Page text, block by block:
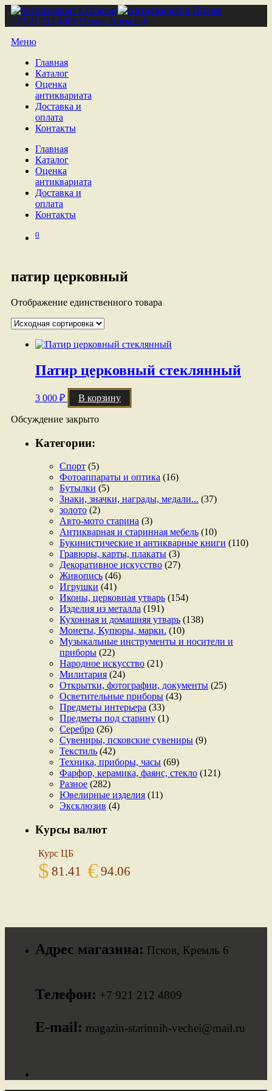
+7 921 212 4809 Псков, Кремль 6
Меню
Главная
Каталог
Оценка
антиквариата
Доставка и
оплата
Контакты
Главная
Каталог
Оценка
антиквариата
Доставка и
оплата
Контакты
0
патир церковный
Отображение единственного товара
Патир церковный стеклянный
3 000 ₽ В корзину
Обсуждение закрыто
Категории:
Спорт (5)
Фотоаппараты и оптика (16)
Бутылки (5)
Знаки, значки, награды, медали... (37)
золото (2)
Авто-мото старина (3)
Антикварная и старинная мебель (10)
Букинистические и антикварные книги (110)
Гравюры, карты, плакаты (3)
Декоративное искусство (27)
Живопись (46)
Игрушки (41)
Иконы, церковная утварь (154)
Изделия из металла (191)
Кухонная и домашняя утварь (138)
Монеты, Купюры, марки. (10)
Музыкальные инструменты и носители и
приборы (22)
Народное искусство (21)
Милитария (24)
Открытки, фотографии, документы (25)
Осветительные приборы (43)
Предметы интерьера (33)
Предметы под старину (1)
Серебро (26)
Сувениры, псковские сувениры (9)
Текстиль (42)
Техника, приборы, часы (69)
Фарфор, керамика, фаянс, стекло (121)
Разное (282)
Ювелирные изделия (11)
Эксклюзив (4)
Курсы валют
Курс ЦБ
$ 81.41 € 94.06
Адрес магазина: Псков, Кремль 6
Телефон: +7 921 212 4809
E-mail: magazin-starinnih-vechei@mail.ru